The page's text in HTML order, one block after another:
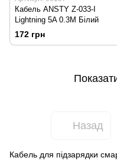
Кабель ANSTY Z-033-I
Lightning 5A 0.3M Білий
172 грн
Назад
Кабель для підзарядки